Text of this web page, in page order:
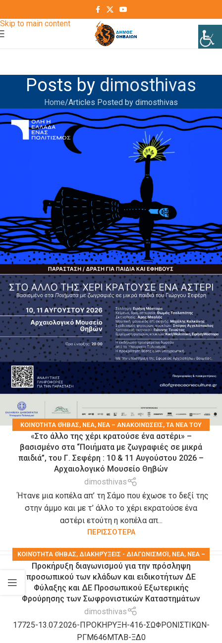
Skip to main content
Posts by dimosthivas
Home Articles Posted by dimosthivas
KΟΙΝΌΤΗΤΑ ΘΉΒΑΣ, ΝΕΑ, ΝΈΑ – ΑΝΑΚΟΙΝΏΣΕΙΣ, ΤΑ ΝΈΑ ΤΟΥ
ΔΉΜΟΥ,ΤΑ ΝΈΑ ΤΩΝ ΣΥΛΛΌΓΩΝ
«Στο άλλο της χέρι κρατούσε ένα αστέρι» –
βασισμένο στα “Ποιήματα με ζωγραφιές σε μικρά
παιδιά”, του Γ. Σεφέρη : 10 & 11 Αυγούστου 2026 –
Αρχαιολογικό Μουσείο Θηβών
dimosthivas
Ήτανε μια κοπέλα απ’ τη Σάμο που έχωσε το δεξί της
στην άμμο και με τ’ άλλο το χέρι εκρατούσε ένα
αστέρι ετούτη η κοπέλα απ...
ΠΕΡΙΣΣΟΤΕΡΑ
KΟΙΝΌΤΗΤΑ ΘΉΒΑΣ, ΔΙΑΚΗΡΎΞΕΙΣ - ΔΙΑΓΩΝΙΣΜΟΊ, ΝΕΑ, ΝΈΑ –
ΑΝΑΚΟΙΝΏΣΕΙΣ,ΠΡΟΣΛΉΨΕΙΣ ΠΡΟΣΩΠΙΚΟΎ,ΤΑ ΝΈΑ ΤΟΥ ΔΉΜΟΥ
Προκήρυξη διαγωνισμού για την πρόσληψη
προσωπικού των κλάδων και ειδικοτήτων ΔΕ
Φύλαξης και ΔΕ Προσωπικού Εξωτερικής
Φρούρησης των Σωφρονιστικών Καταστημάτων
dimosthivas
17725-13.07.2026-ΠΡΟΚΗΡΥΞΗ-416-ΣΩΦΡΟΝΙΣΤΙΚΩΝ-
ΡΓΜ646ΜΤΛΒ-ΞΔ0